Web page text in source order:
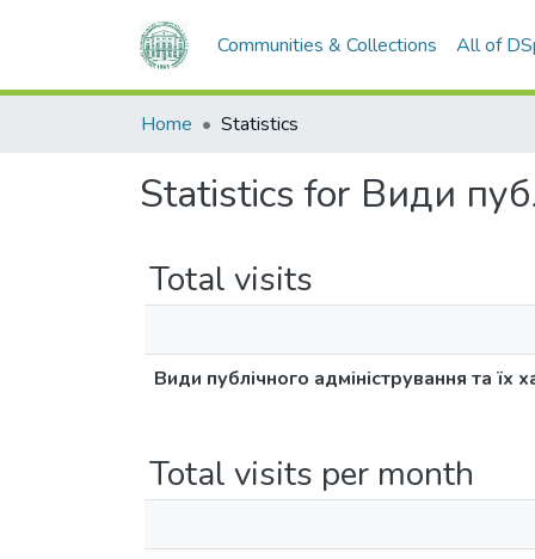
Communities & Collections All of
Home Statistics
Statistics for Види
Total visits
Види публічного адміністрування та їх
Total visits per month